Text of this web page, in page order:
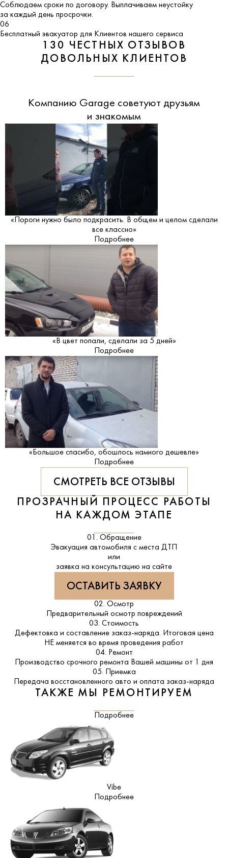
Соблюдаем сроки по договору. Выплачиваем неустойку
за каждый день просрочки.
06
Бесплатный эвакуатор для Клиентов нашего сервиса
130 ЧЕСТНЫХ ОТЗЫВОВ
ДОВОЛЬНЫХ КЛИЕНТОВ
Компанию Garage советуют друзьям
и знакомым
«Пороги нужно было подкрасить. В общем и целом сделали
все классно»
Подробнее
«В цвет попали, сделали за 5 дней»
Подробнее
«Большое спасибо, обошлось намного дешевле»
Подробнее
СМОТРЕТЬ ВСЕ ОТЗЫВЫ
ПРОЗРАЧНЫЙ ПРОЦЕСС РАБОТЫ
НА КАЖДОМ ЭТАПЕ
01. Обращение
Эвакуация автомобиля с места ДТП
или
заявка на консультацию на сайте
ОСТАВИТЬ ЗАЯВКУ
02. Осмотр
Предварительный осмотр повреждений
03. Стоимость
Дефектовка и составление заказ-наряда. Итоговая цена
НЕ меняется во время проведения работ
04. Ремонт
Производство срочного ремонта Вашей машины от 1 дня
05. Приемка
Передача восстановленного авто и оплата заказ-наряда
ТАКЖЕ МЫ РЕМОНТИРУЕМ
Подробнее
Vibe
Подробнее